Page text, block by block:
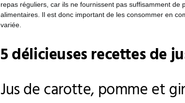
repas réguliers, car ils ne fournissent pas suffisamment de
alimentaires. Il est donc important de les consommer en
variée.
5 délicieuses recettes de
Jus de carotte, pomme et